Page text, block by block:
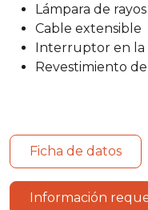
Lámpara de
Cable extensible
Interruptor en
Revestimiento
Ficha de datos
Información